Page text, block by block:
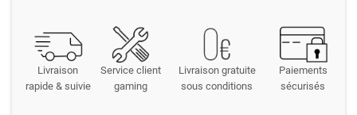
Livraison
rapide & suivie
Service client
gaming
Livraison gratuite
sous conditions
Paiements
sécurisés